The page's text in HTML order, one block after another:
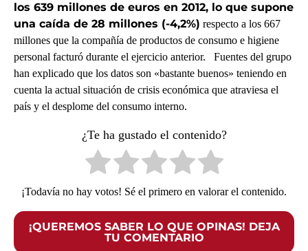
los 639 millones de euros en 2012, lo que supone
una caída de 28 millones (-4,2%) respecto a los 667
millones que la compañía de productos de consumo e higiene
personal facturó durante el ejercicio anterior. Fuentes del grupo
han explicado que los datos son «bastante buenos» teniendo en
cuenta la actual situación de crisis económica que atraviesa el
país y el desplome del consumo interno.
¿Te ha gustado el contenido?
¡Todavía no hay votos! Sé el primero en valorar el contenido.
¡QUEREMOS SABER LO QUE OPINAS! DEJA
TU COMENTARIO